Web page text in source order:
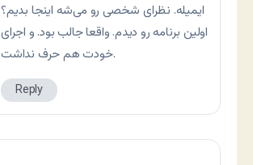
ایمیله. نظرای شخصی رو می‌شه اینجا بدیم؟
اولین برنامه رو دیدم. واقعا جالب بود. و اجرای
خودت هم حرف نداشت.
Reply